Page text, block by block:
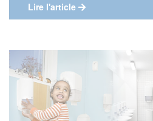
Lire l'article